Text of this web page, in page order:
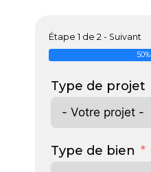
Étape 1 de 2 - Suivant
50%
Type de projet
Type de bien